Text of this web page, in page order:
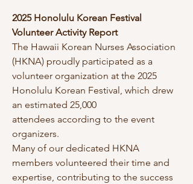
2025 Honolulu Korean Festival
Volunteer Activity Report
The Hawaii Korean Nurses Association
(HKNA) proudly participated as a
volunteer organization at the 2025
Honolulu Korean Festival, which drew
an estimated 25,000
attendees according to the event
organizers.
Many of our dedicated HKNA
members volunteered their time and
expertise, contributing to the success